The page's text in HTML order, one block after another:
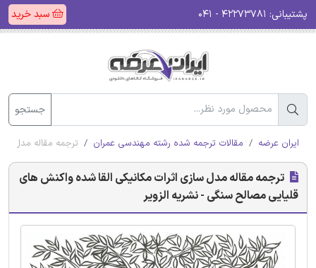
پشتیبانی: سبد خرید
جستجو
ایران عرضه مقالات ترجمه شده رشته مهندسی عمران ترجمه مقاله مدل
ترجمه مقاله مدل سازی اثرات مکانیکی القا شده واکنش های
قلیایی مصالح سنگی - نشریه الزویر